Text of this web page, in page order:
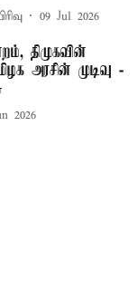
09 Jul 2026
திமுகவின்
அரசின் முடிவு -
2026